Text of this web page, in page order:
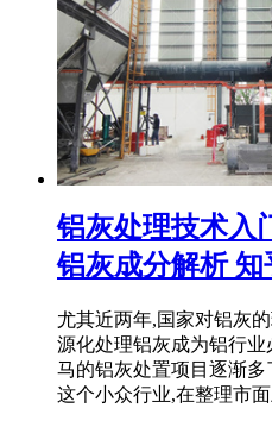
铝灰处理技术
铝灰成分解析 知
尤其近两年,国家对铝灰
源化处理铝灰成为铝行
马的铝灰处置项目逐渐多
这个小众行业,在整理市